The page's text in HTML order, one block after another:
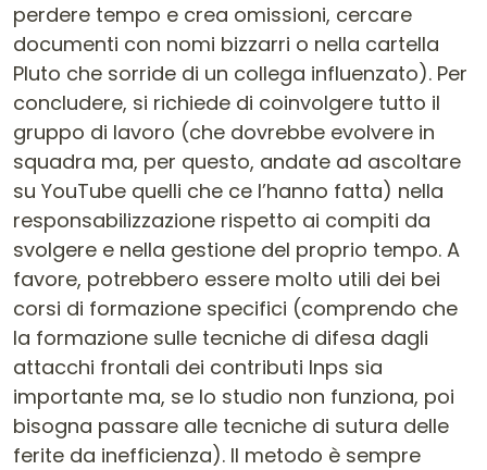
perdere tempo e crea omissioni, cercare
documenti con nomi bizzarri o nella cartella
Pluto che sorride di un collega influenzato). Per
concludere, si richiede di coinvolgere tutto il
gruppo di lavoro (che dovrebbe evolvere in
squadra ma, per questo, andate ad ascoltare
su YouTube quelli che ce l’hanno fatta) nella
responsabilizzazione rispetto ai compiti da
svolgere e nella gestione del proprio tempo. A
favore, potrebbero essere molto utili dei bei
corsi di formazione specifici (comprendo che
la formazione sulle tecniche di difesa dagli
attacchi frontali dei contributi Inps sia
importante ma, se lo studio non funziona, poi
bisogna passare alle tecniche di sutura delle
ferite da inefficienza). Il metodo è sempre